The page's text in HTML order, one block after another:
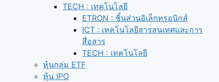
TECH : เทคโนโลยี
ETRON : ชิ้นส่วนอิเล็กทรอนิกส์
ICT : เทคโนโลยีสารสนเทศและการ
สื่อสาร
TECH : เทคโนโลยี
หุ้นกลุ่ม ETF
หุ้น IPO